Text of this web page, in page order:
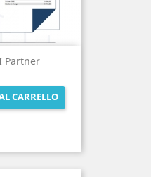
Partner
CARRELLO